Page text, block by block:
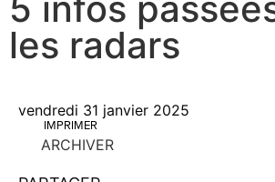
les radars
vendredi 31 janvier 2025
IMPRIMER
ARCHIVER